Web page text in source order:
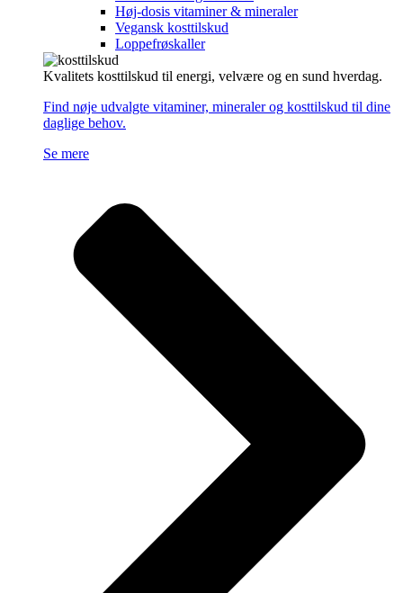
Høj-dosis vitaminer & mineraler
Vegansk kosttilskud
Loppefrøskaller
Kvalitets kosttilskud til energi, velvære og en sund hverdag.
Find nøje udvalgte vitaminer, mineraler og kosttilskud til dine
daglige behov.
Se mere